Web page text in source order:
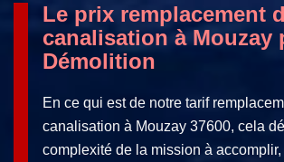
Le prix remplacement
canalisation à Mouzay
Démolition
En ce qui est de notre tarif
canalisation à Mouzay 37600, cela
complexité de la mission à